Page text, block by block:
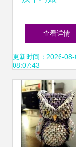
艺品中的民俗
查看详情
更新时间：2026-08-
08:07:43